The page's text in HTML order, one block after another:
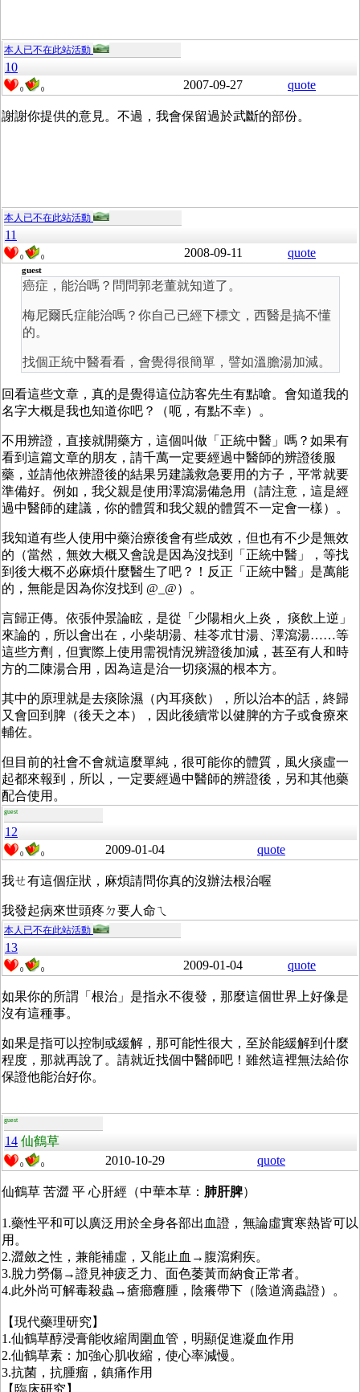
本人已不在此站活動
10
0 0 2007-09-27 quote
謝謝你提供的意見。不過，我會保留過於武斷的部份。
本人已不在此站活動
11
0 0 2008-09-11 quote
guest
癌症，能治嗎？問問郭老董就知道了。
梅尼爾氏症能治嗎？你自己已經下標文，西醫是搞不懂
的。
找個正統中醫看看，會覺得很簡單，譬如溫膽湯加減。
回看這些文章，真的是覺得這位訪客先生有點嗆。會知道我的
名字大概是我也知道你吧？（呃，有點不幸）。
不用辨證，直接就開藥方，這個叫做「正統中醫」嗎？如果有
看到這篇文章的朋友，請千萬一定要經過中醫師的辨證後服
藥，並請他依辨證後的結果另建議救急要用的方子，平常就要
準備好。例如，我父親是使用澤瀉湯備急用（請注意，這是經
過中醫師的建議，你的體質和我父親的體質不一定會一樣）。
我知道有些人使用中藥治療後會有些成效，但也有不少是無效
的（當然，無效大概又會說是因為沒找到「正統中醫」，等找
到後大概不必麻煩什麼醫生了吧？！反正「正統中醫」是萬能
的，無能是因為你沒找到 @_@）。
言歸正傳。依張仲景論眩，是從「少陽相火上炎， 痰飲上逆」
來論的，所以會出在，小柴胡湯、桂苓朮甘湯、澤瀉湯……等
這些方劑，但實際上使用需視情況辨證後加減，甚至有人和時
方的二陳湯合用，因為這是治一切痰濕的根本方。
其中的原理就是去痰除濕（內耳痰飲），所以治本的話，終歸
又會回到脾（後天之本），因此後續常以健脾的方子或食療來
輔佐。
但目前的社會不會就這麼單純，很可能你的體質，風火痰虛一
起都來報到，所以，一定要經過中醫師的辨證後，另和其他藥
配合使用。
guest
12
0 0 2009-01-04 quote
我ㄝ有這個症狀，麻煩請問你真的沒辦法根治喔
我發起病來世頭疼ㄉ要人命ㄟ
本人已不在此站活動
13
0 0 2009-01-04 quote
如果你的所謂「根治」是指永不復發，那麼這個世界上好像是
沒有這種事。
如果是指可以控制或緩解，那可能性很大，至於能緩解到什麼
程度，那就再說了。請就近找個中醫師吧！雖然這裡無法給你
保證他能治好你。
guest
14 仙鶴草
0 0 2010-10-29 quote
仙鶴草 苦澀 平 心肝經（中華本草： 肺肝脾）
1.藥性平和可以廣泛用於全身各部出血證，無論虛實寒熱皆可以
用。
2.澀斂之性，兼能補虛，又能止血→腹瀉痢疾。
3.脫力勞傷→證見神疲乏力、面色萎黃而納食正常者。
4.此外尚可解毒殺蟲→瘡癤癰腫，陰癢帶下（陰道滴蟲證）。
【現代藥理研究】
1.仙鶴草醇浸膏能收縮周圍血管，明顯促進凝血作用
2.仙鶴草素：加強心肌收縮，使心率減慢。
3.抗菌，抗腫瘤，鎮痛作用